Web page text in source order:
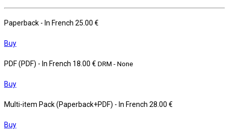
Paperback - In French 25.00 €
Buy
PDF (PDF) - In French 18.00 € DRM - None
Buy
Multi-item Pack (Paperback+PDF) - In French 28.00 €
Buy